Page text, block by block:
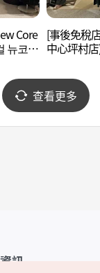
Core
뉴코아
[事後免稅
中心坪村
查看更多
訊